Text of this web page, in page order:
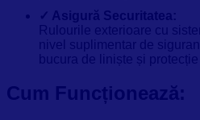
✓ Asigură Securitatea:
Rulourile exterioare cu
nivel suplimentar de
bucura de liniște și
Cum Funcționează: